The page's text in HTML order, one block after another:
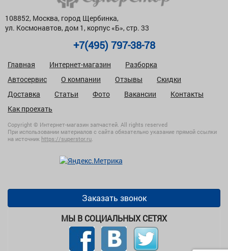
108852, Москва, город Щербинка,
ул. Космонавтов, дом 1, корпус «Б», стр. 33
+7(495) 797-38-78
Главная Интернет-магазин
Разборка
Автосервис
О компании Отзывы
Скидки
Доставка
Статьи Фото Вакансии
Контакты
Как проехать
Copyright © Интернет-магазин запчастей. All rights reserved
При использовании материалов с сайта обязательно указание прямой ссылки
на источник https://superstor.ru
Заказать звонок
МЫ В СОЦИАЛЬНЫХ СЕТЯХ